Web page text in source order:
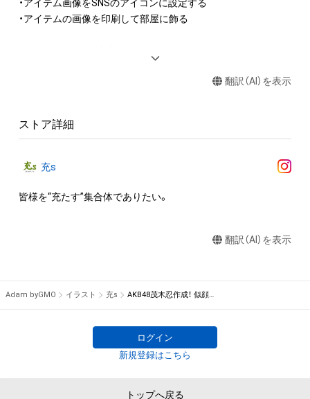
・アイテム画像をSNSのアイコンに設定する
・アイテムの画像を印刷して部屋に飾る
ロゴ等を含みますがこれらに限られません。)にかかる知的財産
出願する権利を含みます。)を意味します。)は、本アイテムの著
けている者によって保護されています。そのため、本アイテム
知的財産権を有することを意味しません。
アイテムの保有者が有する権利」の範囲を超えた行為、知的財産
せん。)を行うことはできません。
翻訳（AI）を表示
ストア詳細
充s
皆様を“充たす”集合体でありたい。
翻訳（AI）を表示
Adam byGMO イラスト 充s AKB48茂木忍作成！ 似顔絵消しゴムはんこ illusted by 丸顔めめ
ログイン
新規登録はこちら
トップへ戻る